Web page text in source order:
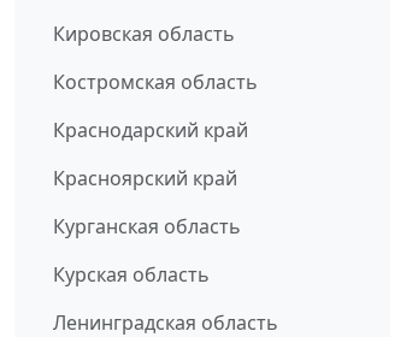
Кировская область
Костромская область
Краснодарский край
Красноярский край
Курганская область
Курская область
Ленинградская область